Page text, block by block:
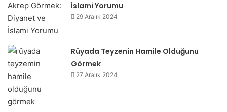
İslami Yorumu
29 Aralık 2024
Rüyada Teyzenin Hamile Olduğunu
Görmek
27 Aralık 2024